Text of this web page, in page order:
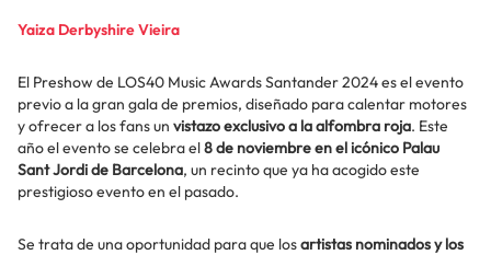
Yaiza Derbyshire Vieira
El Preshow de LOS40 Music Awards Santander 2024 es el evento
previo a la gran gala de premios, diseñado para calentar motores
y ofrecer a los fans un vistazo exclusivo a la alfombra roja. Este
año el evento se celebra el8 de noviembre en el icónico Palau
Sant Jordi de Barcelona, un recinto que ya ha acogido este
prestigioso evento en el pasado.
Se trata de una oportunidad para que losartistas nominados y los